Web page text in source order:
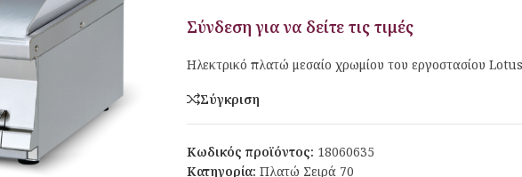
Σύνδεση για να δείτε τις τιμές
Ηλεκτρικό πλατώ μεσαίο χρωμίου του εργοστασίου
Σύγκριση
Κωδικός προϊόντος: 18060635
Κατηγορία: Πλατώ Σειρά 70